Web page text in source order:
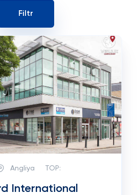
Angliya TOP:
International